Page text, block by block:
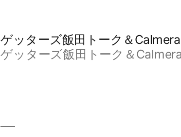
ゲッターズ飯田トーク＆
ゲッターズ飯田トーク＆